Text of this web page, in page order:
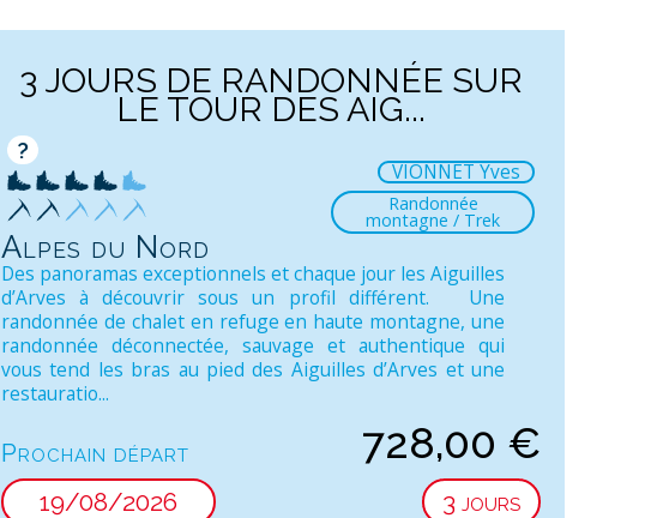
3 JOURS DE RANDONNÉE SUR
LE TOUR DES AIG...
?
Alpes du Nord
VIONNET Yves
Randonnée
montagne / Trek
Des panoramas exceptionnels et chaque jour les Aiguilles
d’Arves à découvrir sous un profil différent. Une
randonnée de chalet en refuge en haute montagne, une
randonnée déconnectée, sauvage et authentique qui
vous tend les bras au pied des Aiguilles d’Arves et une
restauratio...
Prochain départ
19/08/2026
728,00 €
3 jours